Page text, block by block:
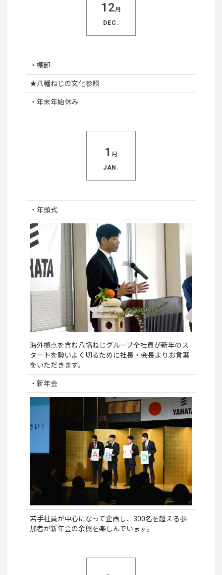
12月
DEC.
・棚卸
★八幡ねじの文化参照
・年末年始休み
1 月
JAN.
・年頭式
海外拠点を含む八幡ねじグループ全社員が新年のス
タートを勢いよく切るために社長・会長よりお言葉
をいただきます。
・新年会
若手社員が中心になって企画し、300名を超える参
加者が新年会の余興を楽しんでいます。